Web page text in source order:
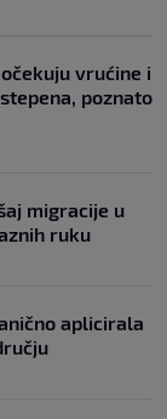
vrućine i
poznato
migracije u
ruku
aplicirala